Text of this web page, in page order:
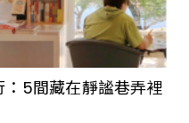
台北日式吃到飽餐廳
饗宴」新開幕，揉合日本
飯講究不將就
5間藏在靜謐巷弄裡